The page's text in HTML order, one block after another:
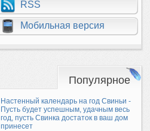
RSS
Мобильная версия
Популярное
Настенный календарь на год Свиньи -
Пусть будет успешным, удачным весь
год, пусть Свинка достаток в ваш дом
принесет